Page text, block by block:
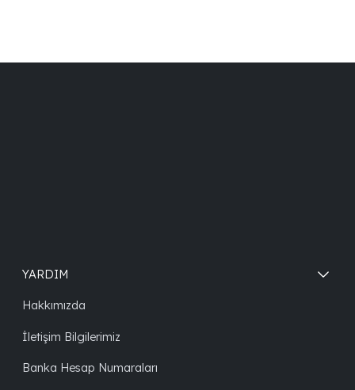
YARDIM
Hakkımızda
İletişim Bilgilerimiz
Banka Hesap Numaraları